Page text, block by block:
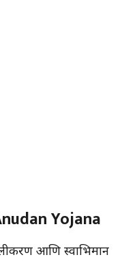
Yojana
आणि स्वाभिमान